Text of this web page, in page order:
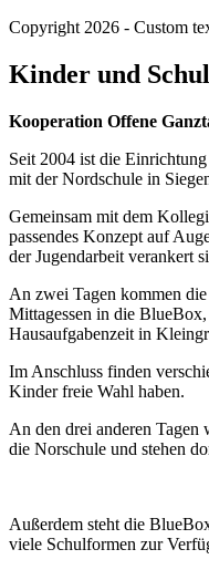
Copyright 2026 - Custom
Kinder und
Kooperation Offene
Seit 2004 ist die
mit der Nordschule in
Gemeinsam mit dem
passendes Konzept auf
der Jugendarbeit verankert
An zwei Tagen kommen
Mittagessen in die
Hausaufgabenzeit in
Im Anschluss finden
Kinder freie Wahl haben.
An den drei anderen
die Norschule und stehen
Außerdem steht die
viele Schulformen zur